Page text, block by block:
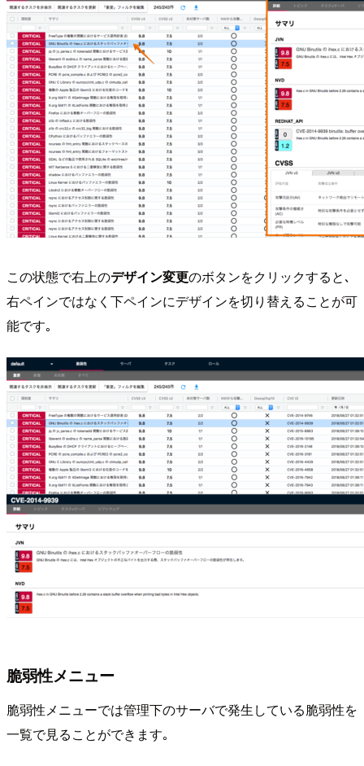
この状態で右上のデザイン変更のボタンをクリックすると､
右ペインではなく下ペインにデザインを切り替えることが可
能です｡
脆弱性メニュー
脆弱性メニューでは管理下のサーバで発生している脆弱性を
一覧で見ることができます｡